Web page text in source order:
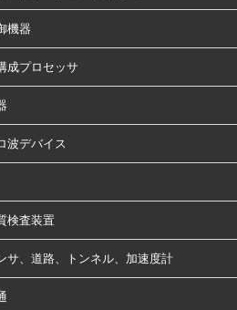
機器
成プロセッサ
波デバイス
検査装置
サ、道路、トンネル、加速度計